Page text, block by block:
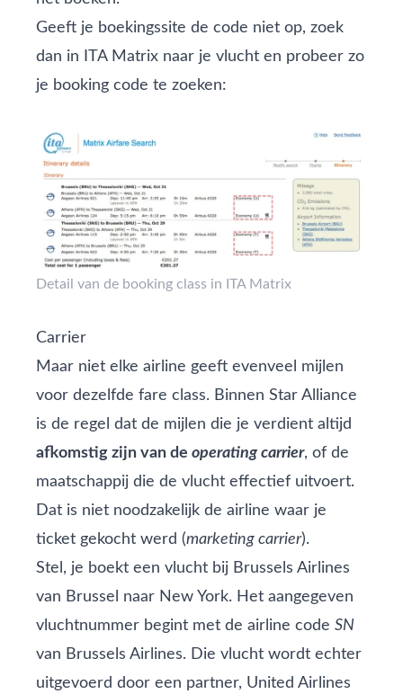
Geeft je boekingssite de code niet op, zoek
dan in
ITA Matrix naar je vlucht en probeer zo
je booking code te zoeken:
Detail van de booking class in ITA Matrix
Carrier
Maar niet elke airline geeft evenveel mijlen
voor dezelfde fare class. Binnen Star Alliance
is de regel dat de mijlen die je verdient altijd
afkomstig zijn van de operating carrier, of de
maatschappij die de vlucht effectief uitvoert.
Dat is niet noodzakelijk de airline waar je
ticket gekocht werd (marketing carrier).
Stel, je boekt een vlucht bij Brussels Airlines
van Brussel naar New York. Het aangegeven
vluchtnummer begint met de airline code SN
van Brussels Airlines. Die vlucht wordt echter
uitgevoerd door een partner, United Airlines